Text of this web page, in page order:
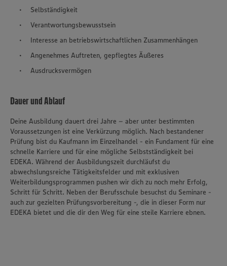
Selbständigkeit
Verantwortungsbewusstsein
Interesse an betriebswirtschaftlichen Zusammenhängen
Angenehmes Auftreten, gepflegtes Äußeres
Ausdrucksvermögen
Dauer und Ablauf
Deine Ausbildung dauert drei Jahre – aber unter bestimmten
Voraussetzungen ist eine Verkürzung möglich. Nach bestandener
Prüfung bist du Kaufmann im Einzelhandel - ein Fundament für eine
schnelle Karriere und für eine mögliche Selbstständigkeit bei
EDEKA. Während der Ausbildungszeit durchläufst du
abwechslungsreiche Tätigkeitsfelder und mit exklusiven
Weiterbildungsprogrammen pushen wir dich zu noch mehr Erfolg,
Schritt für Schritt. Neben der Berufsschule besuchst du Seminare -
auch zur gezielten Prüfungsvorbereitung -, die in dieser Form nur
EDEKA bietet und die dir den Weg für eine steile Karriere ebnen.